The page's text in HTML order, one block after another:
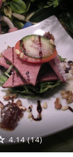
4.14 (14)